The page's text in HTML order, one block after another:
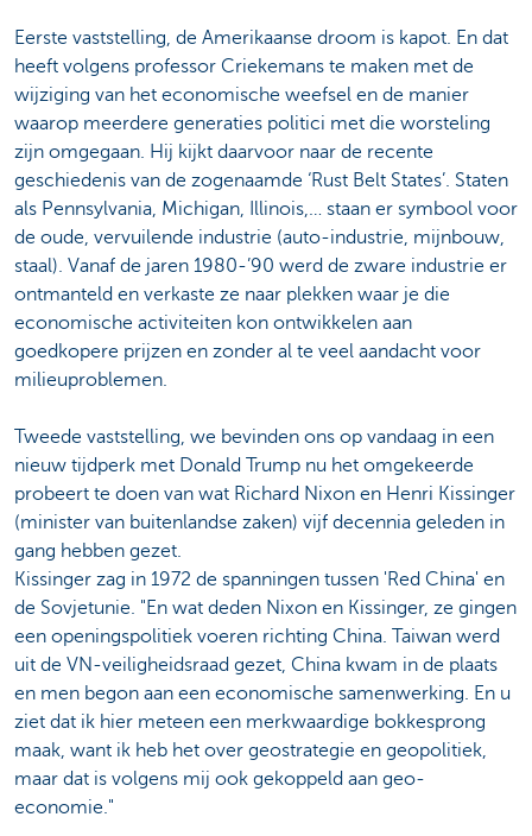
Eerste vaststelling, de Amerikaanse droom is kapot. En dat
heeft volgens professor Criekemans te maken met de
wijziging van het economische weefsel en de manier
waarop meerdere generaties politici met die worsteling
zijn omgegaan. Hij kijkt daarvoor naar de recente
geschiedenis van de zogenaamde ‘Rust Belt States’. Staten
als Pennsylvania, Michigan, Illinois,… staan er symbool voor
de oude, vervuilende industrie (auto-industrie, mijnbouw,
staal). Vanaf de jaren 1980-’90 werd de zware industrie er
ontmanteld en verkaste ze naar plekken waar je die
economische activiteiten kon ontwikkelen aan
goedkopere prijzen en zonder al te veel aandacht voor
milieuproblemen.
Tweede vaststelling, we bevinden ons op vandaag in een
nieuw tijdperk met Donald Trump nu het omgekeerde
probeert te doen van wat Richard Nixon en Henri Kissinger
(minister van buitenlandse zaken) vijf decennia geleden in
gang hebben gezet.
Kissinger zag in 1972 de spanningen tussen 'Red China' en
de Sovjetunie. "En wat deden Nixon en Kissinger, ze gingen
een openingspolitiek voeren richting China. Taiwan werd
uit de VN-veiligheidsraad gezet, China kwam in de plaats
en men begon aan een economische samenwerking. En u
ziet dat ik hier meteen een merkwaardige bokkesprong
maak, want ik heb het over geostrategie en geopolitiek,
maar dat is volgens mij ook gekoppeld aan geo-
economie."